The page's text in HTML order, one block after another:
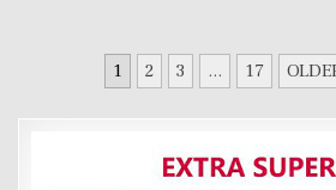
法》
覆
議
民
團
1 2 3 ... 17